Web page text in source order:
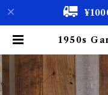
1950s
ストライ
scco【